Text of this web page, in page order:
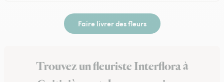
Faire livrer des fleurs
Trouvez un fleuriste Interflora à